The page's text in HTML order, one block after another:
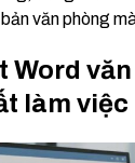
văn phòng
Word
làm việc